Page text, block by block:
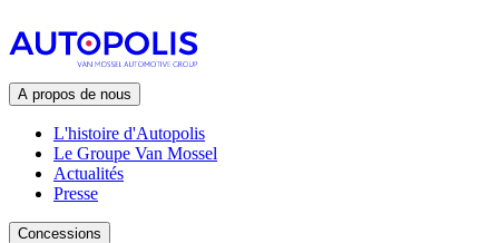
A propos de nous
L'histoire d'Autopolis
Le Groupe Van Mossel
Actualités
Presse
Concessions